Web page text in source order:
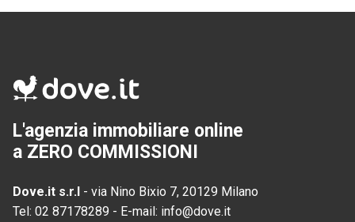
L'agenzia immobiliare online
a ZERO COMMISSIONI
Dove.it s.r.l - via Nino Bixio 7, 20129 Milano
Tel: 02 87178289 - E-mail: info@dove.it